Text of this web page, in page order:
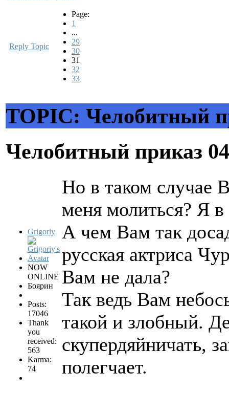
Reply Topic
Page:
1
...
29
30
31
32
33
TOPIC: Челобитный
Челобитный приказ
Grigoriy
NOW
ONLINE
Боярин
Posts:
17046
Thank
you
received:
563
Karma:
74
Но в таком случае
меня молиться? Я
А чем Вам так
русская актриса
Вам не дала?
Так ведь Вам
такой и злобный.
скупердяйничать,
полегчает.